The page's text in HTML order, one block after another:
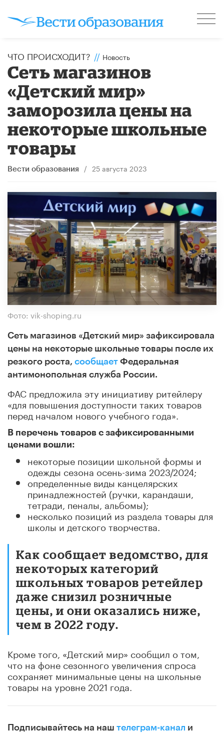
ЧТО ПРОИСХОДИТ? // Новость
Сеть магазинов
«Детский мир»
заморозила цены на
некоторые школьные
товары
Вести образования / 25 августа 2023
Фото: vik-shoping.ru
Сеть магазинов «Детский мир» зафиксировала
цены на некоторые школьные товары после их
резкого роста, сообщает Федеральная
антимонопольная служба России.
ФАС предложила эту инициативу ритейлеру
«для повышения доступности таких товаров
перед началом нового учебного года».
В перечень товаров с зафиксированными
ценами вошли:
некоторые позиции школьной формы и
одежды сезона осень-зима 2023/2024;
определенные виды канцелярских
принадлежностей (ручки, карандаши,
тетради, пеналы, альбомы);
несколько позиций из раздела товары для
школы и детского творчества.
Как сообщает ведомство, для
некоторых категорий
школьных товаров ретейлер
даже снизил розничные
цены, и они оказались ниже,
чем в 2022 году.
Кроме того, «Детский мир» сообщил о том,
что на фоне сезонного увеличения cпpoca
сохраняет минимальные цены на школьные
товары на уровне 2021 года.
Подписывайтесь на наш телеграм-канал и